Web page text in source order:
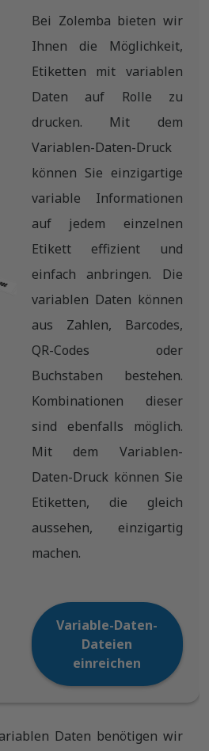
Bei Zolemba bieten wir
Ihnen die Möglichkeit,
Etiketten mit variablen
Daten auf Rolle zu
drucken. Mit dem
Variablen-Daten-Druck
können Sie einzigartige
variable Informationen
auf jedem einzelnen
Etikett effizient und
einfach anbringen. Die
variablen Daten können
aus Zahlen, Barcodes,
QR-Codes oder
Buchstaben bestehen.
Kombinationen dieser
sind ebenfalls möglich.
Mit dem Variablen-
Daten-Druck können Sie
Etiketten, die gleich
aussehen, einzigartig
machen.
Variable-Daten-
Dateien
einreichen
Daten benötigen wir